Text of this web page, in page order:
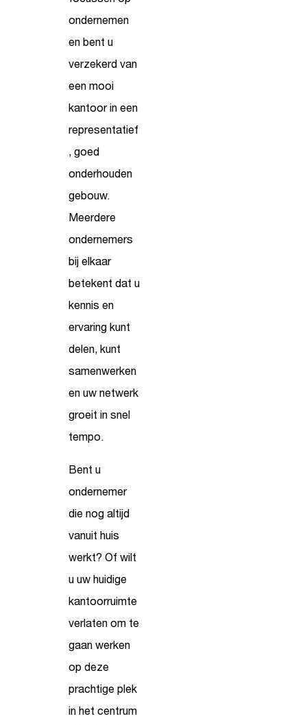
ondernemen
en bent u
verzekerd van
een mooi
kantoor in een
representatief
, goed
onderhouden
gebouw.
Meerdere
ondernemers
bij elkaar
betekent dat u
kennis en
ervaring kunt
delen, kunt
samenwerken
en uw netwerk
groeit in snel
tempo.
Bent u
ondernemer
die nog altijd
vanuit huis
werkt? Of wilt
u uw huidige
kantoorruimte
verlaten om te
gaan werken
op deze
prachtige plek
in het centrum